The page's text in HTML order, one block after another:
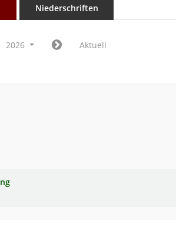
Niederschriften
2026 Aktuell